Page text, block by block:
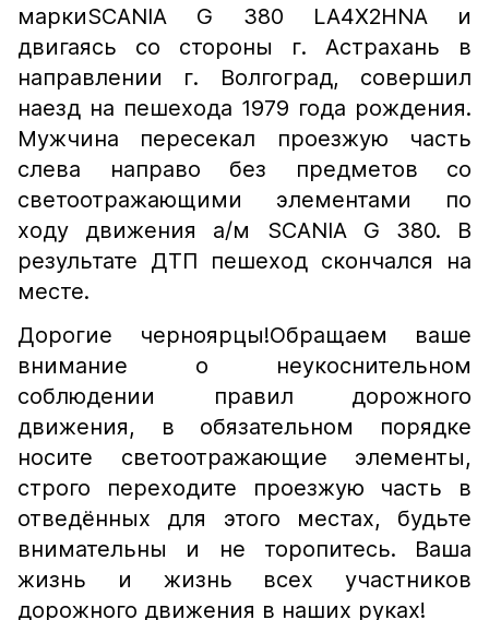
маркиSCANIA G 380 LA4X2HNA и
двигаясь со стороны г. Астрахань в
направлении г. Волгоград, совершил
наезд на пешехода 1979 года рождения.
Мужчина пересекал проезжую часть
слева направо без предметов со
светоотражающими элементами по
ходу движения а/м SCANIA G 380. В
результате ДТП пешеход скончался на
месте.
Дорогие черноярцы!Обращаем ваше
внимание о неукоснительном
соблюдении правил дорожного
движения, в обязательном порядке
носите светоотражающие элементы,
строго переходите проезжую часть в
отведённых для этого местах, будьте
внимательны и не торопитесь. Ваша
жизнь и жизнь всех участников
дорожного движения в наших руках!